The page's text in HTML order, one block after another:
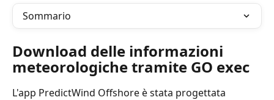
Sommario
Download delle informazioni
meteorologiche tramite GO exec
L'app PredictWind Offshore è stata progettata